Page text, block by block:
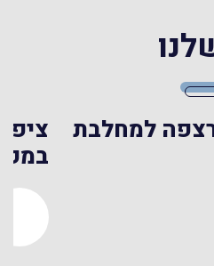
למחלבת